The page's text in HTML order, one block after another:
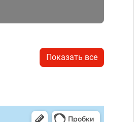
Показать все